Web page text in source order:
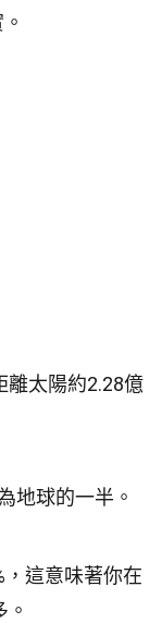
離太陽約2.28億
地球的一半。
這意味著你在